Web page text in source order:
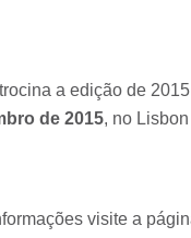
a edição de
de 2015, no
visite a